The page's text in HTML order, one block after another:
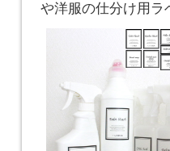
や洋服の仕分け用ラ